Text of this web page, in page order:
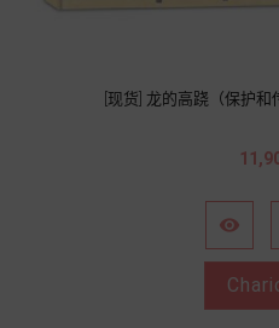
[现货] 龙的高跷（保护和
Prix
